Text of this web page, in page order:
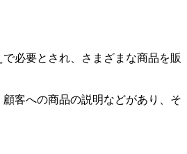
必要とされ、さまざまな商品を販
客への商品の説明などがあり、そ